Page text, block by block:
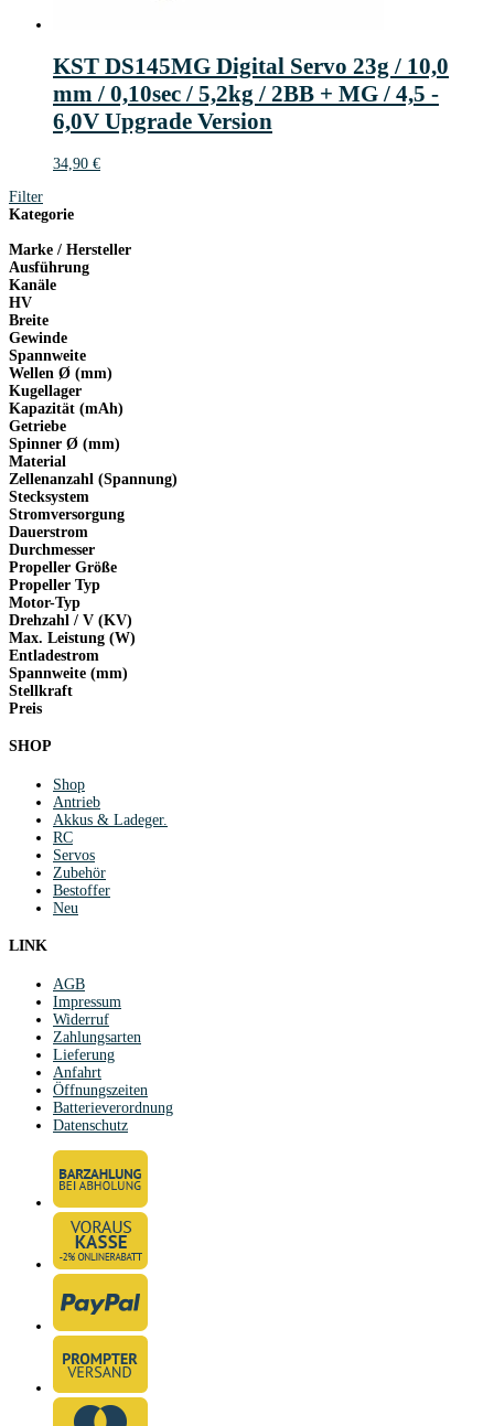
KST DS145MG Digital Servo 23g / 10,0
mm / 0,10sec / 5,2kg / 2BB + MG / 4,5 -
6,0V Upgrade Version
34,90 €
Filter
Kategorie
Marke / Hersteller
Ausführung
Kanäle
HV
Breite
Gewinde
Spannweite
Wellen Ø (mm)
Kugellager
Kapazität (mAh)
Getriebe
Spinner Ø (mm)
Material
Zellenanzahl (Spannung)
Stecksystem
Stromversorgung
Dauerstrom
Durchmesser
Propeller Größe
Propeller Typ
Motor-Typ
Drehzahl / V (KV)
Max. Leistung (W)
Entladestrom
Spannweite (mm)
Stellkraft
Preis
SHOP
Shop
Antrieb
Akkus & Ladeger.
RC
Servos
Zubehör
Bestoffer
Neu
LINK
AGB
Impressum
Widerruf
Zahlungsarten
Lieferung
Anfahrt
Öffnungszeiten
Batterieverordnung
Datenschutz